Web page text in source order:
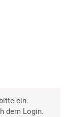
ein.
dem Login.